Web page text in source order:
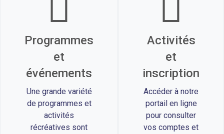
Programmes
et
événements
Une grande variété
de programmes et
activités
récréatives sont
Activités
et
inscription
Accéder à notre
portail en ligne
pour consulter
vos comptes et